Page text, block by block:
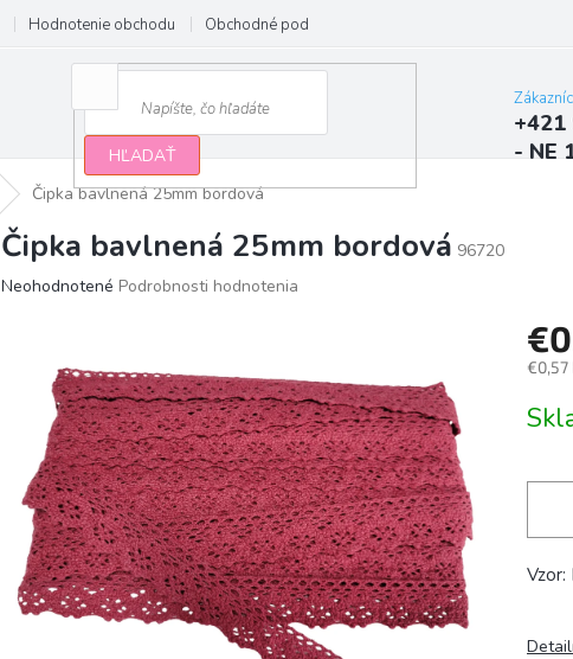
Hodnotenie obchodu Obchodné podmienky
HĽADAŤ
+421
- NE
Čipka bavlnená 25mm bordová
Čipka bavlnená 25mm bordová 96720
Priemerné
hviezdičiek.
Neohodnotené Podrobnosti hodnotenia
€0,57
cena: